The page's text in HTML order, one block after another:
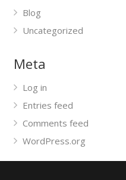
Blog
Uncategorized
Meta
Log in
Entries feed
Comments feed
WordPress.org